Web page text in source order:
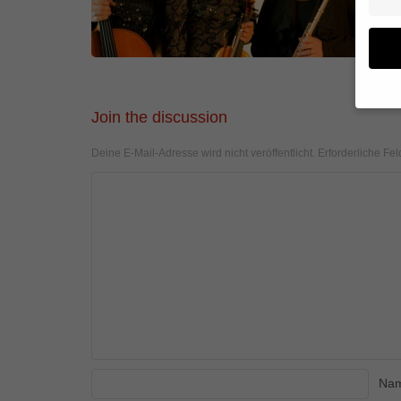
Join the discussion
Deine E-Mail-Adresse wird nicht veröffentlicht. Erforderliche